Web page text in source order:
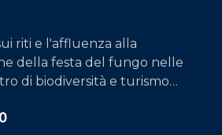
riti e l'affluenza alla
della festa del fungo nelle
di biodiversità e turismo